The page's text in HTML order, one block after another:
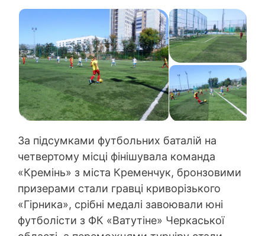
За підсумками футбольних баталій на
четвертому місці фінішувала команда
«Кремінь» з міста Кременчук, бронзовими
призерами стали гравці криворізького
«Гірника», срібні медалі завоювали юні
футболісти з ФК «Ватутіне» Черкаської